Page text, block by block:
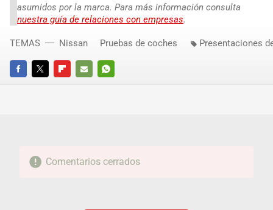
asumidos por la marca. Para más información consulta
nuestra guía de relaciones con empresas.
FACEBOOKTWITTERFLIPBOARD
E-
WHATSAPP
TEMAS Nissan Pruebas de coches Presentaciones
Comentarios cerrados